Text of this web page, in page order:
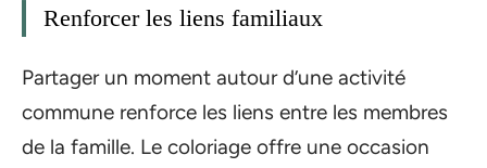
Renforcer les liens familiaux
Partager un moment autour d’une activité
commune renforce les liens entre les membres
de la famille. Le coloriage offre une occasion